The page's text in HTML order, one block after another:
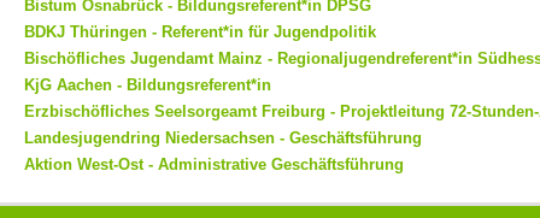
Bistum Osnabrück - Bildungsreferent*in DPSG
BDKJ Thüringen - Referent*in für Jugendpolitik
Bischöfliches Jugendamt Mainz - Regionaljugendreferent*in
KjG Aachen - Bildungsreferent*in
Erzbischöfliches Seelsorgeamt Freiburg - Projektleitung 72-
Landesjugendring Niedersachsen - Geschäftsführung
Aktion West-Ost - Administrative Geschäftsführung